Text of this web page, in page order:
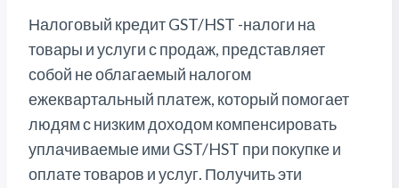
Налоговый кредит GST/HST -налоги на
товары и услуги с продаж, представляет
собой не облагаемый налогом
ежеквартальный платеж, который помогает
людям с низким доходом компенсировать
уплачиваемые ими GST/HST при покупке и
оплате товаров и услуг. Получить эти